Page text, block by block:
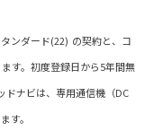
ンダード(22) の契約と、コ
す。初度登録日から5年間無
ナビは、専用通信機（DC
す。